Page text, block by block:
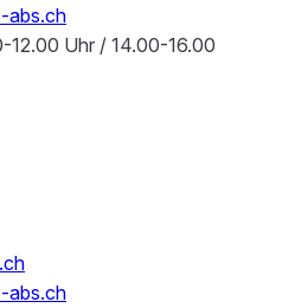
abs.ch
Uhr / 14.00-16.00
abs.ch